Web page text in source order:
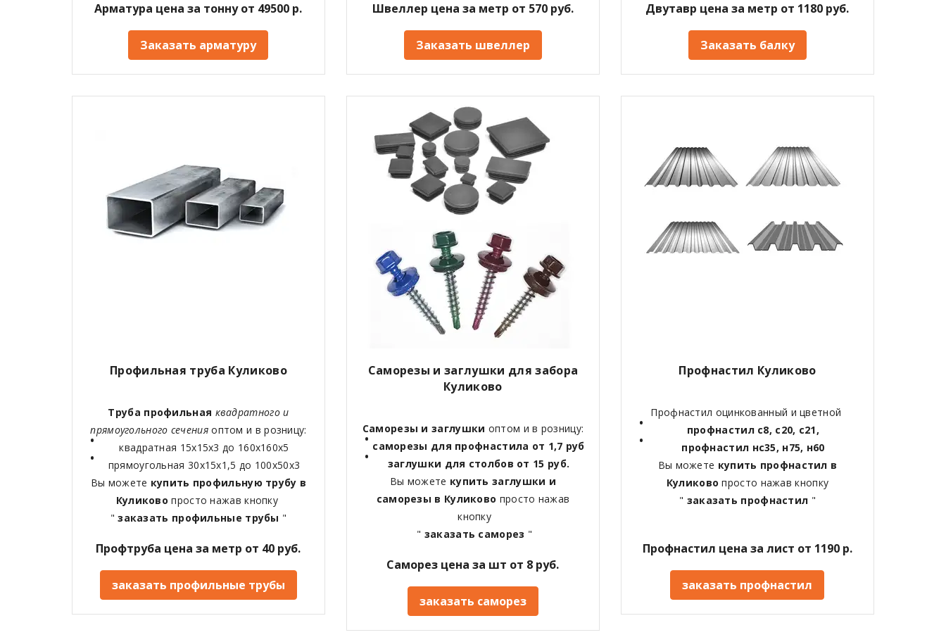
Арматура цена за тонну от 49500 р.
Заказать арматуру
Швеллер цена за метр от 570 руб.
Заказать швеллер
Двутавр цена за метр от 1180 руб.
Заказать балку
Профильная труба Куликово
Труба профильная квадратного и
прямоугольного сеченияоптом и в розницу:
квадратная 15х15х3 до 160х160х5
прямоугольная 30х15х1,5 до 100х50х3
Вы можете купить профильную трубу в
Куликовопросто нажав кнопку
"заказать профильные трубы "
Профтруба цена за метр от 40 руб.
заказать профильные трубы
Саморезы и заглушки для забора
Куликово
Саморезы и заглушки оптом и в розницу:
саморезы для профнастила от 1,7 руб
заглушки для столбов от 15 руб.
Вы можете купить заглушки и
саморезы в Куликово просто нажав
кнопку
" заказать саморез "
Саморез цена за шт от 8 руб.
заказать саморез
Профнастил Куликово
Профнастил оцинкованный и цветной
профнастил с8, с20, с21,
профнастил нс35, н75, н60
Вы можете купить профнастил в
Куликовопросто нажав кнопку
" заказать профнастил "
Профнастил цена за лист от 1190 р.
заказать профнастил